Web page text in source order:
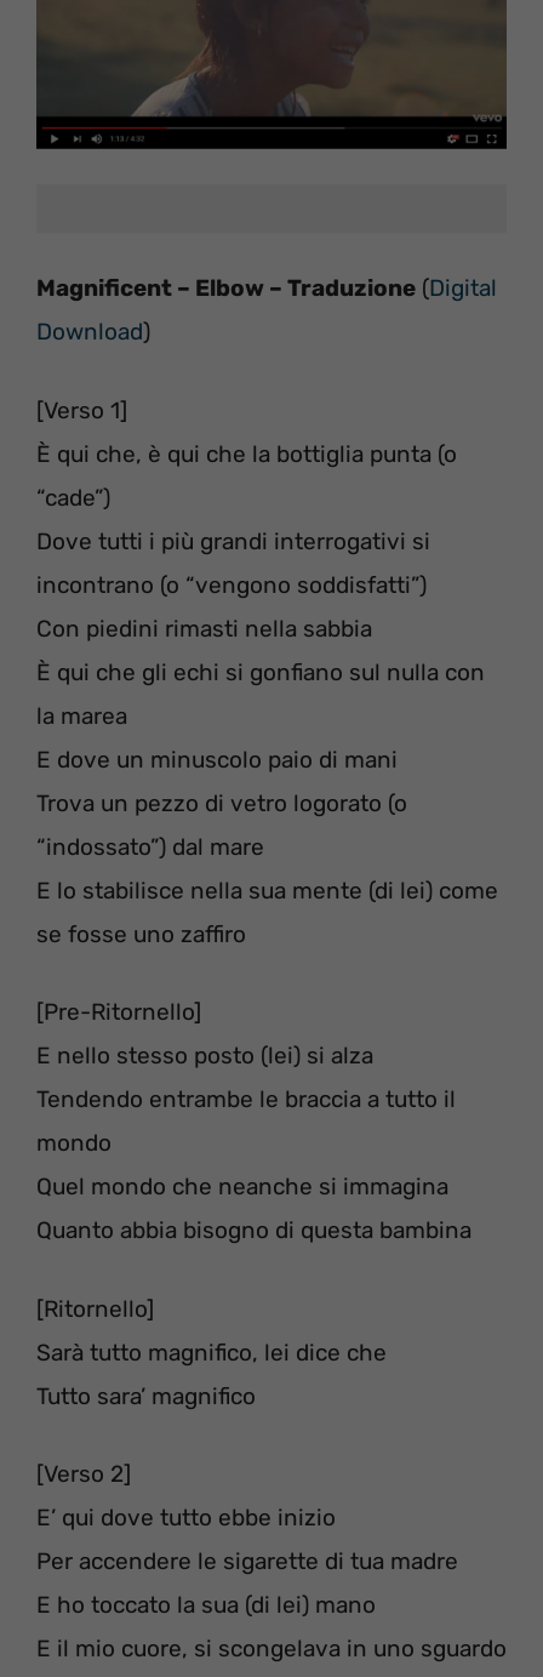
Magnificent – Elbow – Traduzione (Digital
Download)
[Verso 1]
È qui che, è qui che la bottiglia punta (o
“cade”)
Dove tutti i più grandi interrogativi si
incontrano (o “vengono soddisfatti”)
Con piedini rimasti nella sabbia
È qui che gli echi si gonfiano sul nulla con
la marea
E dove un minuscolo paio di mani
Trova un pezzo di vetro logorato (o
“indossato”) dal mare
E lo stabilisce nella sua mente (di lei) come
se fosse uno zaffiro
[Pre-Ritornello]
E nello stesso posto (lei) si alza
Tendendo entrambe le braccia a tutto il
mondo
Quel mondo che neanche si immagina
Quanto abbia bisogno di questa bambina
[Ritornello]
Sarà tutto magnifico, lei dice che
Tutto sara’ magnifico
[Verso 2]
E’ qui dove tutto ebbe inizio
Per accendere le sigarette di tua madre
E ho toccato la sua (di lei) mano
E il mio cuore, si scongelava in uno sguardo